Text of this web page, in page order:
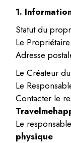
1.
Statut du
Le
Adresse
Le Créateur
Le
Contacter le
Le
physique